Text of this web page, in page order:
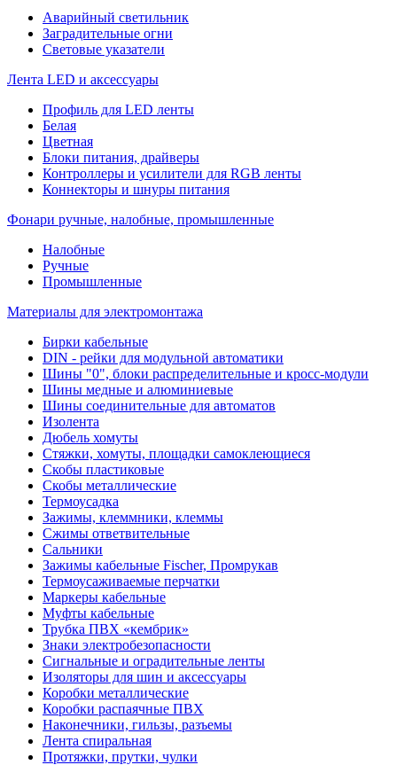
Аварийный светильник
Заградительные огни
Световые указатели
Лента LED и аксессуары
Профиль для LED ленты
Белая
Цветная
Блоки питания, драйверы
Контроллеры и усилители для RGB ленты
Коннекторы и шнуры питания
Фонари ручные, налобные, промышленные
Налобные
Ручные
Промышленные
Материалы для электромонтажа
Бирки кабельные
DIN - рейки для модульной автоматики
Шины "0", блоки распределительные и кросс-модули
Шины медные и алюминиевые
Шины соединительные для автоматов
Изолента
Дюбель хомуты
Стяжки, хомуты, площадки самоклеющиеся
Скобы пластиковые
Скобы металлические
Термоусадка
Зажимы, клеммники, клеммы
Сжимы ответвительные
Сальники
Зажимы кабельные Fischer, Промрукав
Термоусаживаемые перчатки
Маркеры кабельные
Муфты кабельные
Трубка ПВХ «кембрик»
Знаки электробезопасности
Сигнальные и оградительные ленты
Изоляторы для шин и аксессуары
Коробки металлические
Коробки распаячные ПВХ
Наконечники, гильзы, разъемы
Лента спиральная
Протяжки, прутки, чулки